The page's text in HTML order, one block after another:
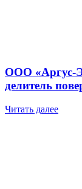
ООО «Аргус-
делитель
Читать далее